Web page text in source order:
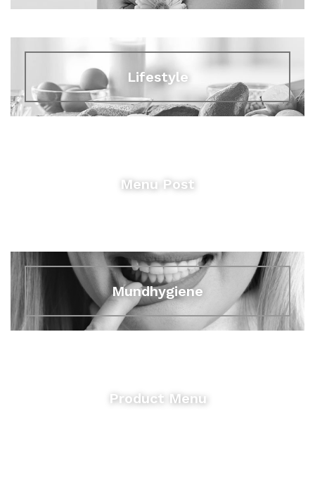
Lifestyle
Menu Post
Mundhygiene
Product Menu